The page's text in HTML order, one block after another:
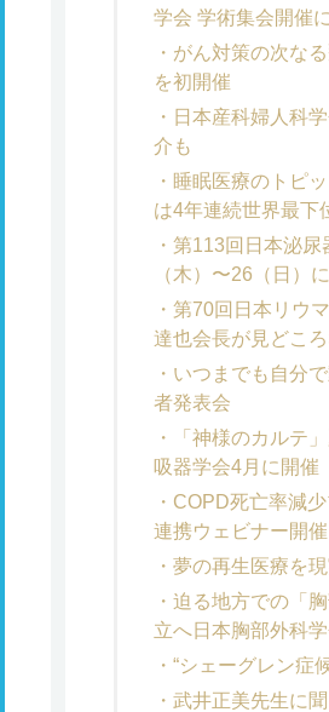
学会 学術集会開催
がん対策の次な
を初開催
日本産科婦人科
介も
睡眠医療のトピ
は4年連続世界最下
第113回日本泌
（木）〜26（日）
第70回日本リウ
達也会長が見どこ
いつまでも自分
者発表会
「神様のカルテ
吸器学会4月に開催
COPD死亡率減
連携ウェビナー開催
夢の再生医療を
迫る地方での「
立へ日本胸部外科
“シェーグレン症
武井正美先生に